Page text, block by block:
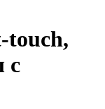
touch,
с